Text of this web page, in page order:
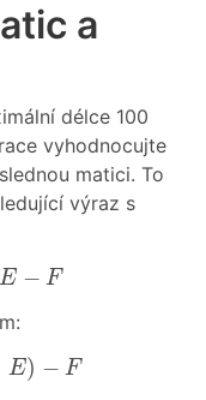
a
délce 100
vyhodnocujte
matici. To
výraz s
E − F
−F
E) − F
−F